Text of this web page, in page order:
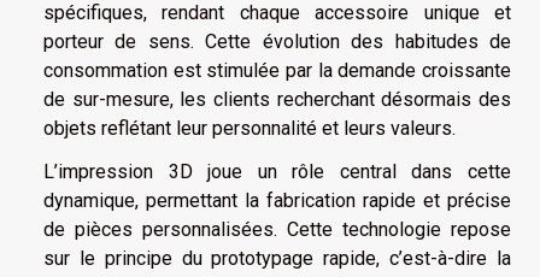
spécifiques, rendant chaque accessoire unique et
porteur de sens. Cette évolution des habitudes de
consommation est stimulée par la demande croissante
de sur-mesure, les clients recherchant désormais des
objets reflétant leur personnalité et leurs valeurs.
L’impression 3D joue un rôle central dans cette
dynamique, permettant la fabrication rapide et précise
de pièces personnalisées. Cette technologie repose
sur le principe du prototypage rapide, c’est-à-dire la